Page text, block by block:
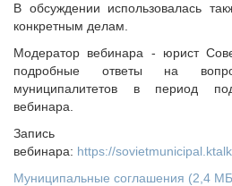
Мнение специалиста
Конкурсы Совета
Семинары Совета
Издания Совета
Вопрос-ответ
ВАРМСУ
Новости ВАРМСУ
В обсуждении использовалась
конкретным делам.
Модератор вебинара - юрист
подробные ответы на
муниципалитетов в период
вебинара.
Запись
вебинара: https://
Муниципальные соглашения (2,4